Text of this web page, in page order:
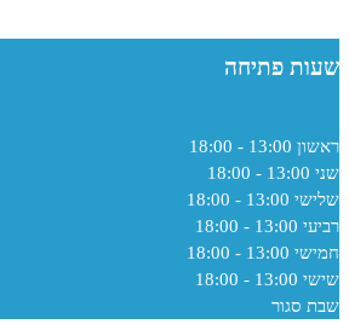
שעות פתיחה
ראשון 13:00 - 18:00
שני 13:00 - 18:00
שלישי 13:00 - 18:00
רביעי 13:00 - 18:00
חמישי 13:00 - 18:00
שישי 13:00 - 18:00
שבת סגור